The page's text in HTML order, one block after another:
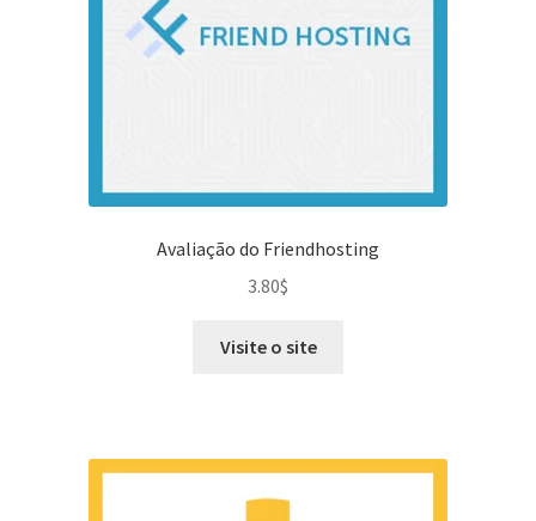
Avaliação do Friendhosting
3.80$
Visite o site